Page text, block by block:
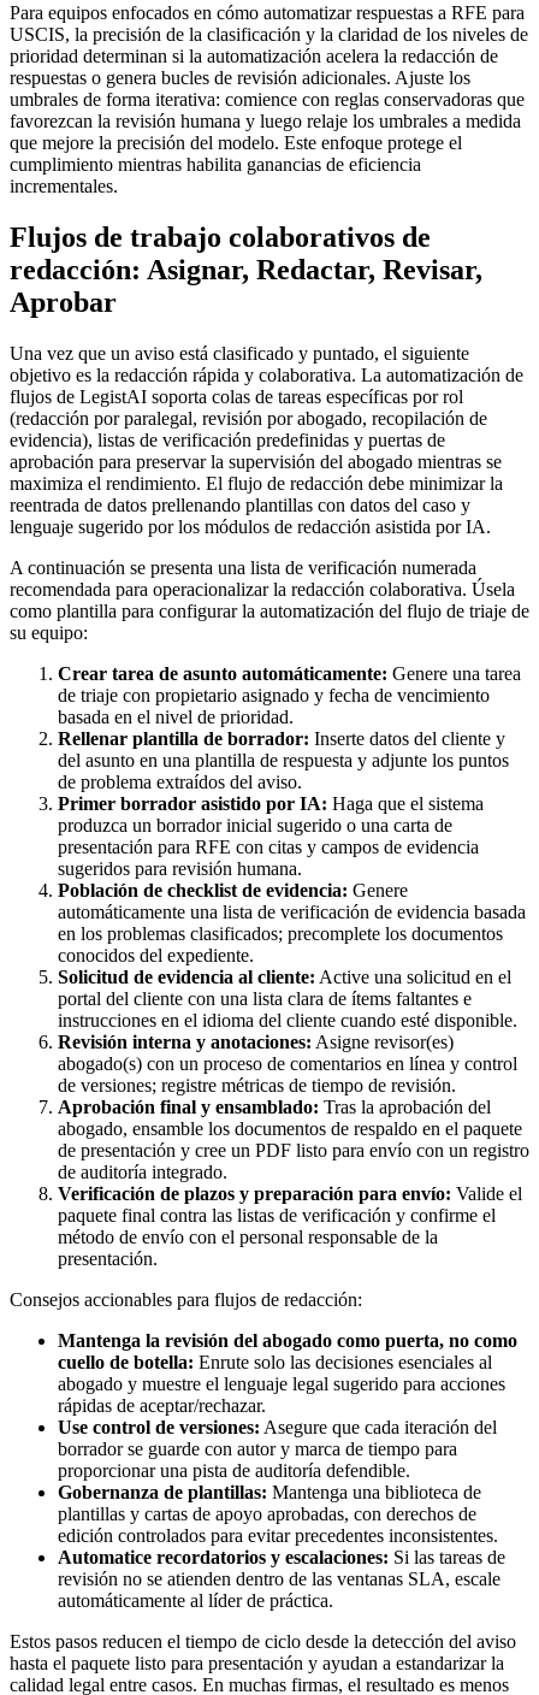
Para equipos enfocados en cómo automatizar respuestas a RFE para
USCIS, la precisión de la clasificación y la claridad de los niveles de
prioridad determinan si la automatización acelera la redacción de
respuestas o genera bucles de revisión adicionales. Ajuste los
umbrales de forma iterativa: comience con reglas conservadoras que
favorezcan la revisión humana y luego relaje los umbrales a medida
que mejore la precisión del modelo. Este enfoque protege el
cumplimiento mientras habilita ganancias de eficiencia
incrementales.
Flujos de trabajo colaborativos de
redacción: Asignar, Redactar, Revisar,
Aprobar
Una vez que un aviso está clasificado y puntado, el siguiente
objetivo es la redacción rápida y colaborativa. La automatización de
flujos de LegistAI soporta colas de tareas específicas por rol
(redacción por paralegal, revisión por abogado, recopilación de
evidencia), listas de verificación predefinidas y puertas de
aprobación para preservar la supervisión del abogado mientras se
maximiza el rendimiento. El flujo de redacción debe minimizar la
reentrada de datos prellenando plantillas con datos del caso y
lenguaje sugerido por los módulos de redacción asistida por IA.
A continuación se presenta una lista de verificación numerada
recomendada para operacionalizar la redacción colaborativa. Úsela
como plantilla para configurar la automatización del flujo de triaje de
su equipo:
Crear tarea de asunto automáticamente: Genere una tarea
de triaje con propietario asignado y fecha de vencimiento
basada en el nivel de prioridad.
Rellenar plantilla de borrador: Inserte datos del cliente y
del asunto en una plantilla de respuesta y adjunte los puntos
de problema extraídos del aviso.
Primer borrador asistido por IA: Haga que el sistema
produzca un borrador inicial sugerido o una carta de
presentación para RFE con citas y campos de evidencia
sugeridos para revisión humana.
Población de checklist de evidencia: Genere
automáticamente una lista de verificación de evidencia basada
en los problemas clasificados; precomplete los documentos
conocidos del expediente.
Solicitud de evidencia al cliente: Active una solicitud en el
portal del cliente con una lista clara de ítems faltantes e
instrucciones en el idioma del cliente cuando esté disponible.
Revisión interna y anotaciones: Asigne revisor(es)
abogado(s) con un proceso de comentarios en línea y control
de versiones; registre métricas de tiempo de revisión.
Aprobación final y ensamblado: Tras la aprobación del
abogado, ensamble los documentos de respaldo en el paquete
de presentación y cree un PDF listo para envío con un registro
de auditoría integrado.
Verificación de plazos y preparación para envío: Valide el
paquete final contra las listas de verificación y confirme el
método de envío con el personal responsable de la
presentación.
Consejos accionables para flujos de redacción:
Mantenga la revisión del abogado como puerta, no como
cuello de botella: Enrute solo las decisiones esenciales al
abogado y muestre el lenguaje legal sugerido para acciones
rápidas de aceptar/rechazar.
Use control de versiones: Asegure que cada iteración del
borrador se guarde con autor y marca de tiempo para
proporcionar una pista de auditoría defendible.
Gobernanza de plantillas: Mantenga una biblioteca de
plantillas y cartas de apoyo aprobadas, con derechos de
edición controlados para evitar precedentes inconsistentes.
Automatice recordatorios y escalaciones: Si las tareas de
revisión no se atienden dentro de las ventanas SLA, escale
automáticamente al líder de práctica.
Estos pasos reducen el tiempo de ciclo desde la detección del aviso
hasta el paquete listo para presentación y ayudan a estandarizar la
calidad legal entre casos. En muchas firmas, el resultado es menos